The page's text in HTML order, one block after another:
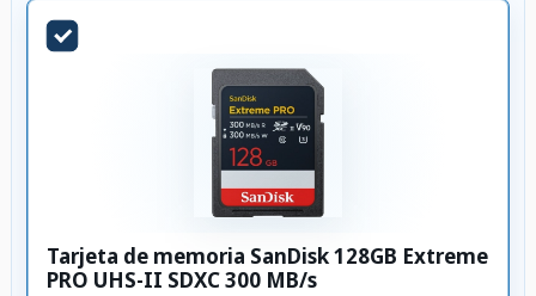
Tarjeta de memoria SanDisk 128GB Extreme
PRO UHS-II SDXC 300 MB/s